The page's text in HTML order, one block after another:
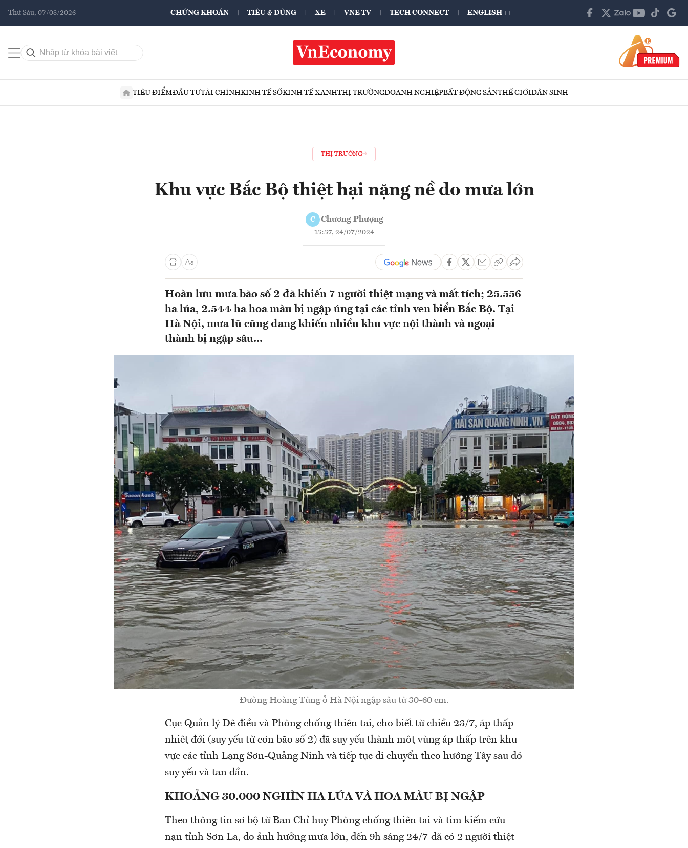
Thứ Sáu, 07/08/2026 CHỨNG KHOÁN TIÊU & DÙNG XE VNE TV TECH CONNECT ENGLISH ++
TIÊU ĐIỂMĐẦU TƯTÀI CHÍNHKINH TẾ SỐKINH TẾ XANHTHỊ TRƯỜNGDOANH NGHIỆPBẤT ĐỘNG SẢNTHẾ GIỚIDÂN SINH
THỊ TRƯỜNG
Khu vực Bắc Bộ thiệt hại nặng nề do mưa lớn
C Chương Phượng
13:37, 24/07/2024
Hoàn lưu mưa bão số 2 đã khiến 7 người thiệt mạng và mất tích; 25.556
ha lúa, 2.544 ha hoa màu bị ngập úng tại các tỉnh ven biển Bắc Bộ. Tại
Hà Nội, mưa lũ cũng đang khiến nhiều khu vực nội thành và ngoại
thành bị ngập sâu...
Đường Hoàng Tùng ở Hà Nội ngập sâu từ 30-60 cm.
Cục Quản lý Đê điều và Phòng chống thiên tai, cho biết từ chiều 23/7, áp thấp
nhiệt đới (suy yếu từ cơn bão số 2) đã suy yếu thành một vùng áp thấp trên khu
vực các tỉnh Lạng Sơn-Quảng Ninh và tiếp tục di chuyển theo hướng Tây sau đó
suy yếu và tan dần.
KHOẢNG 30.000 NGHÌN HA LÚA VÀ HOA MÀU BỊ NGẬP
Theo thông tin sơ bộ từ Ban Chỉ huy Phòng chống thiên tai và tim kiếm cứu
nạn tỉnh Sơn La, do ảnh hưởng mưa lớn, đến 9h sáng 24/7 đã có 2 người thiệt